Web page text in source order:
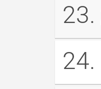
23.
24.